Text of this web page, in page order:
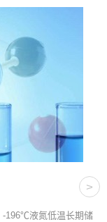
>
-196℃液氮低温长期储